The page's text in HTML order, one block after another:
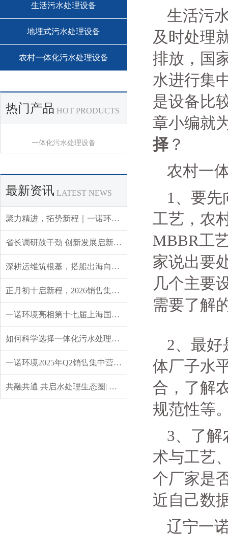
生活污水处理设备
地埋式污水处理设备
农村一体化污水处理设备
热门产品 HOT PRODUCTS
一体化污水处理设备
最新资讯 LATEST NEWS
聚力精进，拓势新程｜一诺环境 2026 年 Q3 销售集中营圆满收官
省长调研鼓干劲 创新发展启新程——辽宁省委副书记、省长王新伟莅临一诺环境调研指导
深耕运维筑根基，搭船出海向未来｜一诺环境 2026 年度盛典圆满举行
正月初十启新程，2026销售集中营燃情开营，聚力攻坚创佳绩！
一诺环境亮相第十七届上海国际水展，创新水科技引领绿色未来
如何科学选择一体化污水处理设备？实用指南来了
一诺环境2025年Q2销售集中营：赋能成长，共启新程
共融共通 共启水处理生态圈| 英诺格林成立20周年供应商大会定义水处理未来式
生活污
及时处理
排放，国
水进行集
是设备比
章小编就
择？
农村一
1、要
工艺，农
MBBR工
家说出要
几个主要
需要了解
2、最好
体厂子水
合，了解
规范性等
3、了解
术与工艺
个厂家是
近自己数
辽宁一